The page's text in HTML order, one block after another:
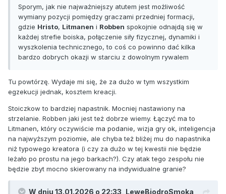
Sporym, jak nie najważniejszy atutem jest możliwość
wymiany pozycji pomiędzy graczami przedniej formacji,
gdzie Hristo, Litmanen i Robben spokojnie odnajdą się w
każdej strefie boiska, połączenie siły fizycznej, dynamiki i
wyszkolenia technicznego, to coś co powinno dać kilka
bardzo dobrych okazji w starciu z dowolnym rywalem
Tu powtórzę. Wydaje mi się, że za dużo w tym wszystkim
egzekucji jednak, kosztem kreacji.
Stoiczkow to bardziej napastnik. Mocniej nastawiony na
strzelanie. Robben jaki jest też dobrze wiemy. Łączyć ma to
Litmanen, który oczywiście ma podanie, wizja gry ok, inteligencja
na najwyższym poziomie, ale chyba też bliżej mu do napastnika
niż typowego kreatora (i czy za dużo w tej kwestii nie będzie
leżało po prostu na jego barkach?). Czy atak tego zespołu nie
będzie zbyt mocno skierowany na indywidualne granie?
W dniu 13.01.2026 o 22:33, LeweBiodroSmoka